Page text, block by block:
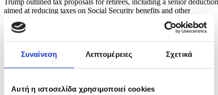
Συναίνεση Λεπτομέρειες Σχετικά
Αυτή η ιστοσελίδα χρησιμοποιεί cookies
aimed at reducing taxes on Social Security benefits and other
retirement-related measures. EPA/CRISTOBAL HERRERA-
ULASHKEVICH
7 / 8